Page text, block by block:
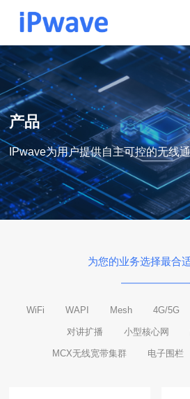
产品
IPwave为用户提供自主可控的无线
为您的业务选择最合
WiFi WAPI Mesh 4G/5G
对讲扩播 小型核心网
MCX无线宽带集群 电子围栏